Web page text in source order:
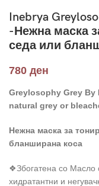
Inebrya
-Нежна маска
седа или
780 ден
Greylosophy Grey
natural grey or
Нежна маска за
бланширана коса
❖Збогатена со Масло
хидратантни и